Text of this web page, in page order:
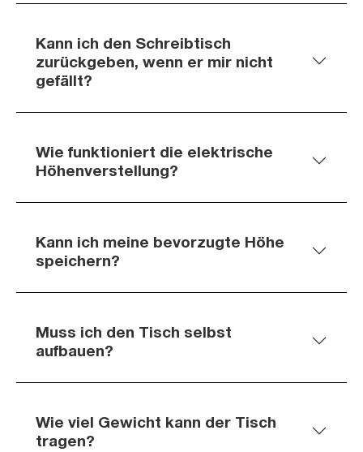
Kann ich den Schreibtisch
zurückgeben, wenn er mir nicht
gefällt?
Wie funktioniert die elektrische
Höhenverstellung?
Kann ich meine bevorzugte Höhe
speichern?
Muss ich den Tisch selbst
aufbauen?
Wie viel Gewicht kann der Tisch
tragen?